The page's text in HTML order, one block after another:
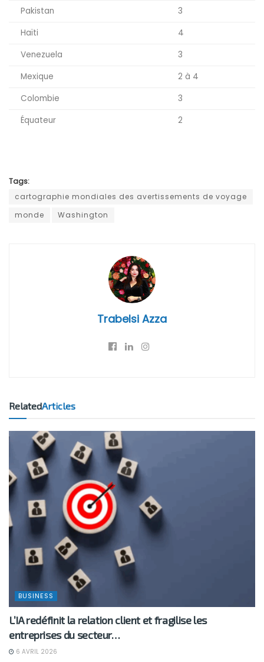
Pakistan
3
Haïti
4
Venezuela
3
Mexique
2 à 4
Colombie
3
Équateur
2
Tags:
cartographie mondiales des avertissements de voyage
monde
Washington
Trabelsi Azza
RelatedArticles
BUSINESS
L’IA redéfinit la relation client et fragilise les
entreprises du secteur…
6 AVRIL 2026